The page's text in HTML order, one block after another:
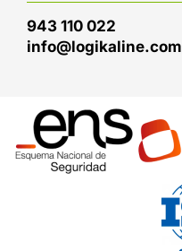
943 110 022
info@logikaline.com